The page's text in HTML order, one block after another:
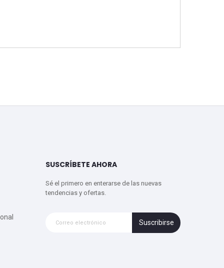
SUSCRÍBETE AHORA
Sé el primero en enterarse de las nuevas
tendencias y ofertas.
Suscribirse